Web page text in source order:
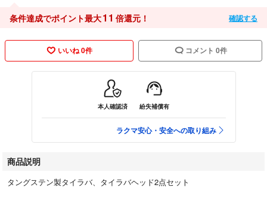
条件達成でポイント最大11 倍還元！ 確認する
いいね 0件 コメント 0件
本人確認済 紛失補償有
ラクマ安心・安全への取り組み
商品説明
タングステン製タイラバ、タイラバヘッド2点セット